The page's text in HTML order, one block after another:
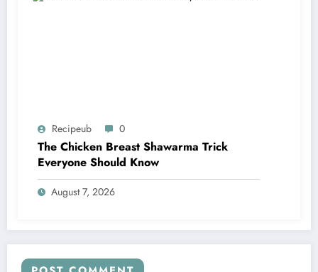
Recipeub 0
The Chicken Breast Shawarma Trick
Everyone Should Know
August 7, 2026